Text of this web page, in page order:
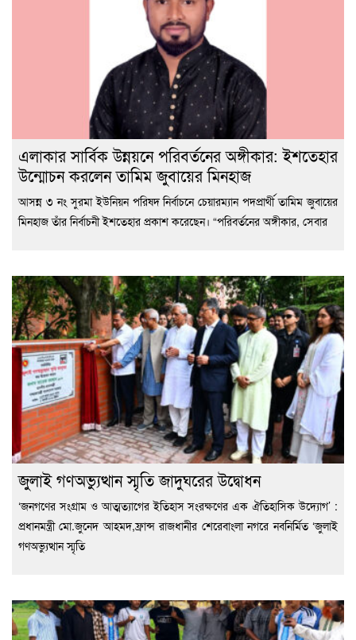
এলাকার সার্বিক উন্নয়নে পরিবর্তনের অঙ্গীকার: ইশতেহার
উন্মোচন করলেন তামিম জুবায়ের মিনহাজ
আসন্ন ৩ নং সুরমা ইউনিয়ন পরিষদ নির্বাচনে চেয়ারম্যান পদপ্রার্থী তামিম জুবায়ের
মিনহাজ তাঁর নির্বাচনী ইশতেহার প্রকাশ করেছেন। “পরিবর্তনের অঙ্গীকার, সেবার
জুলাই গণঅভ্যুত্থান স্মৃতি জাদুঘরের উদ্বোধন
‘জনগণের সংগ্রাম ও আত্মত্যাগের ইতিহাস সংরক্ষণের এক ঐতিহাসিক উদ্যোগ’ :
প্রধানমন্ত্রী মো.জুনেদ আহমদ,ফ্রান্স রাজধানীর শেরেবাংলা নগরে নবনির্মিত ‘জুলাই
গণঅভ্যুত্থান স্মৃতি